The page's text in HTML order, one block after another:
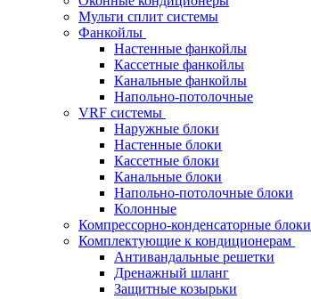
Мульти сплит системы
Фанкойлы
Настенные фанкойлы
Кассетные фанкойлы
Канальные фанкойлы
Напольно-потолочные
VRF системы
Наружные блоки
Настенные блоки
Кассетные блоки
Канальные блоки
Напольно-потолочные блоки
Колонные
Компрессорно-конденсаторные блоки
Комплектующие к кондиционерам
Антивандальные решетки
Дренажный шланг
Защитные козырьки